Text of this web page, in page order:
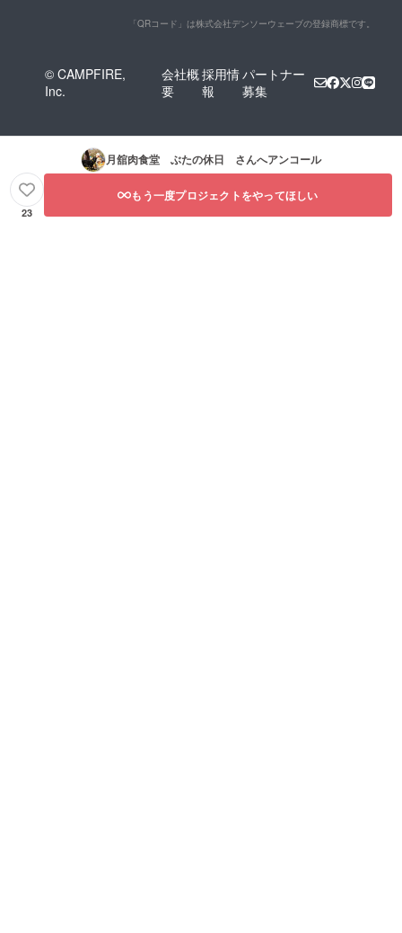
「QRコード」は株式会社デンソーウェーブの登録商標です。
© CAMPFIRE,
Inc.
会社概
要
採用情
報
パートナー
募集
月舘肉食堂 ぶたの休日 さんへアンコール
23
もう一度プロジェクトをやってほしい